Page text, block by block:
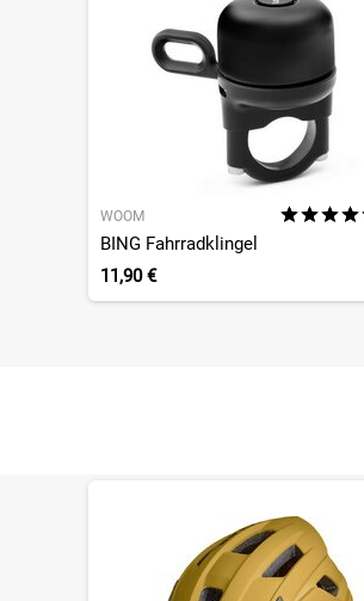
WOOM
BING Fahrradklingel
11,90 €